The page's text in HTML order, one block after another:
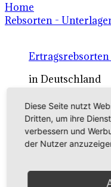
Home
Rebsorten -
Ertragsrebsorten
in Deutschland
Rebsorten
externe Links
Diese Seite nutzt
Dritten, um ihre
verbessern und
der Nutzer